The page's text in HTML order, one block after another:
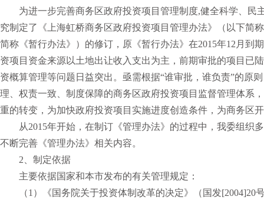
为进一步完善商务区政府投资项目管理制度,健全科学、
究制定了《上海虹桥商务区政府投资项目管理办法》（以下简
简称《暂行办法》）的修订，原《暂行办法》在2015年12月
资项目资金来源以土地出让收入支出为主，前期审批的项目已
资概算管理等问题日益突出。亟需根据“谁审批，谁负责”的原
理、权责一致、制度保障的商务区政府投资项目监督管理体系
重的转变，为加快政府投资项目实施进度创造条件，为商务区
从2015年开始，在制订《管理办法》的过程中，我委组
不断完善《管理办法》相关内容。
2、制定依据
主要依据国家和本市发布的有关管理规定：
（1）《国务院关于投资体制改革的决定》（国发[2004]20